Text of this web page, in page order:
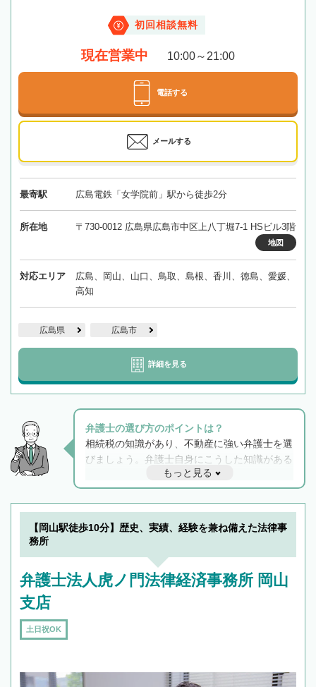
初回相談無料
現在営業中 10:00～21:00
電話する
メールする
最寄駅 広島電鉄「女学院前」駅から徒歩2分
所在地 〒730-0012 広島県広島市中区上八丁堀7-1 HSビル3階
地図
対応エリア
広島、岡山、山口、鳥取、島根、香川、徳島、愛媛、
高知
広島県 広島市
詳細を見る
弁護士の選び方のポイントは？
相続税の知識があり、不動産に強い弁護士を選
びましょう。弁護士自身にこうした知識がある
と他士業との連携もスムーズに進み、トラブル
解決のみならず相続をトータルで任せることが
できます。また、相続は感情がからむ分野なの
でフィーリングも重要です。実際に電話や面談
で複数の弁護士と会話をしてウマが合う方に依
もっと見る
【岡山駅徒歩10分】歴史、実績、経験を兼ね備えた法律事
務所
弁護士法人虎ノ門法律経済事務所 岡山
支店
土日祝OK